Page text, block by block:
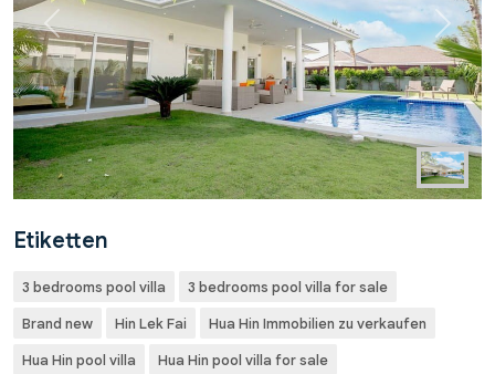
Previous Next
Etiketten
3 bedrooms pool villa
3 bedrooms pool villa for sale
Brand new
Hin Lek Fai
Hua Hin Immobilien zu verkaufen
Hua Hin pool villa
Hua Hin pool villa for sale